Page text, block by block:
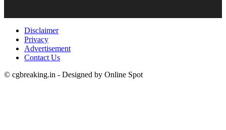
Disclaimer
Privacy
Advertisement
Contact Us
© cgbreaking.in - Designed by Online Spot